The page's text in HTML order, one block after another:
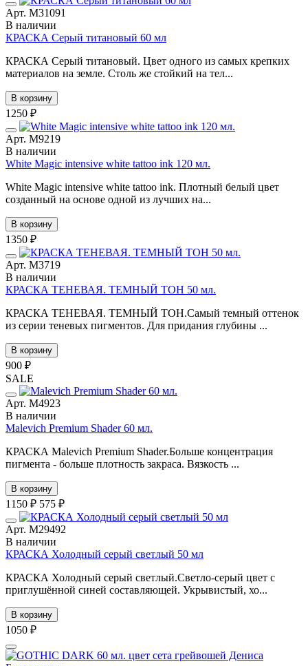
Арт. М31091
В наличии
КРАСКА Серый титановый 60 мл
КРАСКА Серый титановый. Цвет одного из самых крепких
материалов на земле. Столь же стойкий на тел...
В корзину
1250 ₽
Арт. М9219
В наличии
White Magic intensive white tattoo ink 120 мл.
White Magic intensive white tattoo ink. Плотный белый цвет
созданный на основе одной из лучших на...
В корзину
1350 ₽
Арт. М3719
В наличии
КРАСКА ТЕНЕВАЯ. ТЕМНЫЙ ТОН 50 мл.
КРАСКА ТЕНЕВАЯ. ТЕМНЫЙ ТОН.Самый темный оттенок
из серии теневых пигментов. Для придания глубины ...
В корзину
900 ₽
SALE
Арт. М4923
В наличии
Malevich Premium Shader 60 мл.
КРАСКА Malevich Premium Shader.Больше концентрация
пигмента - больше плотность закраса. Вязкость ...
В корзину
1150 ₽ 575 ₽
Арт. М29492
В наличии
КРАСКА Холодный серый светлый 50 мл
КРАСКА Холодный серый светлый.Светло-серый цвет с
приглушённой синей составляющей. Укрывистый, хо...
В корзину
1050 ₽